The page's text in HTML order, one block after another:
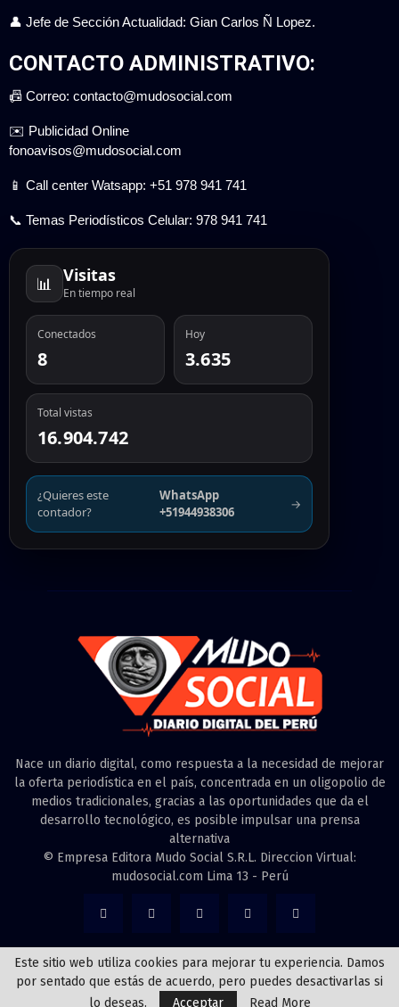
👤 Jefe de Sección Actualidad: Gian Carlos Ñ Lopez.
CONTACTO ADMINISTRATIVO:
📠 Correo: contacto@mudosocial.com
✉️ Publicidad Online
fonoavisos@mudosocial.com
📱 Call center Watsapp: +51 978 941 741
📞 Temas Periodísticos Celular: 978 941 741
📊 Visitas
En tiempo real
Conectados
8
Hoy
3.635
Total vistas
16.904.742
¿Quieres este
contador?
WhatsApp
+51944938306
→
Nace un diario digital, como respuesta a la necesidad de mejorar
la oferta periodística en el país, concentrada en un oligopolio de
medios tradicionales, gracias a las oportunidades que da el
desarrollo tecnológico, es posible impulsar una prensa
alternativa
© Empresa Editora Mudo Social S.R.L. Direccion Virtual:
mudosocial.com Lima 13 - Perú
@2022 - mudosocial.com. Todos los derechos reservados creado por
Este sitio web utiliza cookies para mejorar tu experiencia. Damos
por sentado que estás de acuerdo, pero puedes desactivarlas si
lo deseas.
Acceptar Read More